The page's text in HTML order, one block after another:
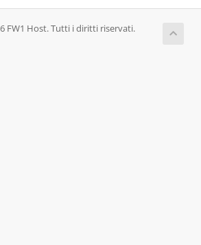
FW1 Host. Tutti i diritti riservati.